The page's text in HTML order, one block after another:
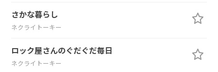
さかな暮らし
ネクライトーキー
ロック屋さんのぐだぐだ毎日
ネクライトーキー